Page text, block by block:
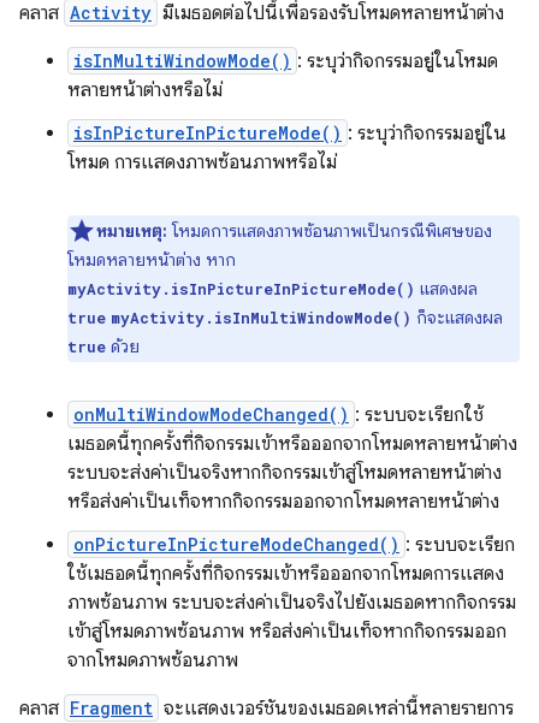
คลาส Activity มีเมธอดต่อไปนี้เพื่อรองรับโหมดหลายหน้าต่าง
isInMultiWindowMode() : ระบุว่ากิจกรรมอยู่ในโหมด
หลายหน้าต่างหรือไม่
isInPictureInPictureMode() : ระบุว่ากิจกรรมอยู่ใน
โหมด การแสดงภาพซ้อนภาพหรือไม่
หมายเหตุ: โหมดการแสดงภาพซ้อนภาพเป็นกรณีพิเศษของ
โหมดหลายหน้าต่าง หาก
myActivity.isInPictureInPictureMode() แสดงผล
true myActivity.isInMultiWindowMode() ก็จะแสดงผล
true ด้วย
onMultiWindowModeChanged() : ระบบจะเรียกใช้
เมธอดนี้ทุกครั้งที่กิจกรรมเข้าหรือออกจากโหมดหลายหน้าต่าง
ระบบจะส่งค่าเป็นจริงหากกิจกรรมเข้าสู่โหมดหลายหน้าต่าง
หรือส่งค่าเป็นเท็จหากกิจกรรมออกจากโหมดหลายหน้าต่าง
onPictureInPictureModeChanged() : ระบบจะเรียก
ใช้เมธอดนี้ทุกครั้งที่กิจกรรมเข้าหรือออกจากโหมดการแสดง
ภาพซ้อนภาพ ระบบจะส่งค่าเป็นจริงไปยังเมธอดหากกิจกรรม
เข้าสู่โหมดภาพซ้อนภาพ หรือส่งค่าเป็นเท็จหากกิจกรรมออก
จากโหมดภาพซ้อนภาพ
คลาส Fragment จะแสดงเวอร์ชันของเมธอดเหล่านี้หลายรายการ